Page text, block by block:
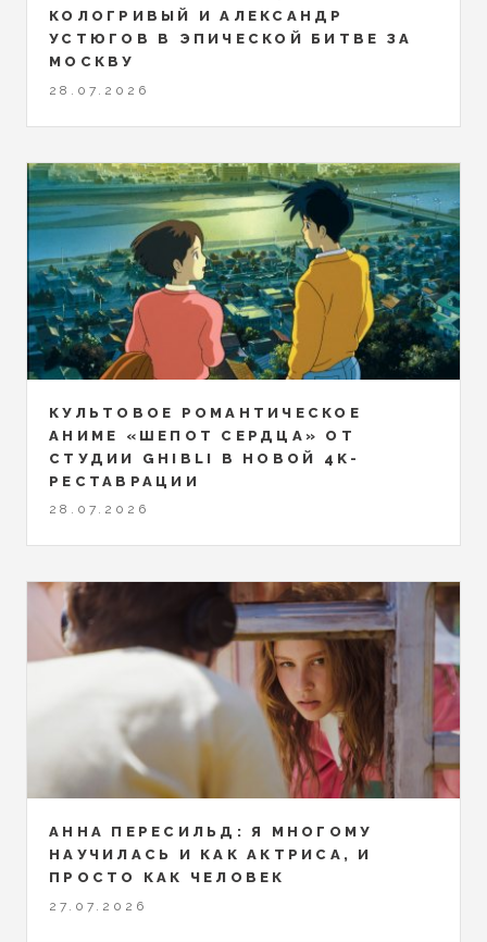
КОЛОГРИВЫЙ И АЛЕКСАНДР
УСТЮГОВ В ЭПИЧЕСКОЙ БИТВЕ ЗА
МОСКВУ
28.07.2026
КУЛЬТОВОЕ РОМАНТИЧЕСКОЕ
АНИМЕ «ШЕПОТ СЕРДЦА» ОТ
СТУДИИ GHIBLI В НОВОЙ 4K-
РЕСТАВРАЦИИ
28.07.2026
АННА ПЕРЕСИЛЬД: Я МНОГОМУ
НАУЧИЛАСЬ И КАК АКТРИСА, И
ПРОСТО КАК ЧЕЛОВЕК
27.07.2026